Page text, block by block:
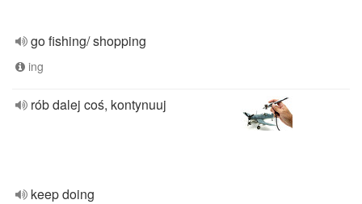
go fishing/ shopping
ing
rób dalej coś, kontynuuj
keep doing